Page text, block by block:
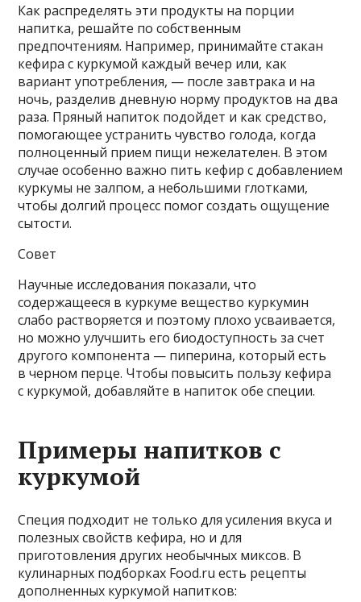
Как распределять эти продукты на порции
напитка, решайте по собственным
предпочтениям. Например, принимайте стакан
кефира с куркумой каждый вечер или, как
вариант употребления, — после завтрака и на
ночь, разделив дневную норму продуктов на два
раза. Пряный напиток подойдет и как средство,
помогающее устранить чувство голода, когда
полноценный прием пищи нежелателен. В этом
случае особенно важно пить кефир с добавлением
куркумы не залпом, а небольшими глотками,
чтобы долгий процесс помог создать ощущение
сытости.
Совет
Научные исследования показали, что
содержащееся в куркуме вещество куркумин
слабо растворяется и поэтому плохо усваивается,
но можно улучшить его биодоступность за счет
другого компонента — пиперина, который есть
в черном перце. Чтобы повысить пользу кефира
с куркумой, добавляйте в напиток обе специи.
Примеры напитков с
куркумой
Специя подходит не только для усиления вкуса и
полезных свойств кефира, но и для
приготовления других необычных миксов. В
кулинарных подборках Food.ru есть рецепты
дополненных куркумой напитков: